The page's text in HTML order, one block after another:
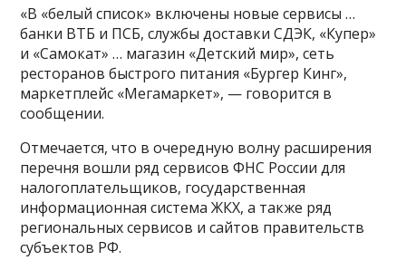
«В «белый список» включены новые сервисы …
банки ВТБ и ПСБ, службы доставки СДЭК, «Купер»
и «Самокат» … магазин «Детский мир», сеть
ресторанов быстрого питания «Бургер Кинг»,
маркетплейс «Мегамаркет», — говорится в
сообщении.
Отмечается, что в очередную волну расширения
перечня вошли ряд сервисов ФНС России для
налогоплательщиков, государственная
информационная система ЖКХ, а также ряд
региональных сервисов и сайтов правительств
субъектов РФ.